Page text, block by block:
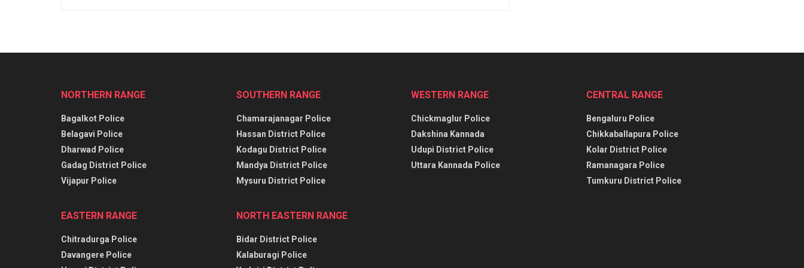
NORTHERN RANGE
Bagalkot Police
Belagavi Police
Dharwad Police
Gadag District Police
Vijapur Police
EASTERN RANGE
Chitradurga Police
Davangere Police
SOUTHERN RANGE
Chamarajanagar Police
Hassan District Police
Kodagu District Police
Mandya District Police
Mysuru District Police
NORTH EASTERN RANGE
Bidar District Police
Kalaburagi Police
WESTERN RANGE
Chickmaglur Police
Dakshina Kannada
Udupi District Police
Uttara Kannada Police
CENTRAL RANGE
Bengaluru Police
Chikkaballapura Police
Kolar District Police
Ramanagara Police
Tumkuru District Police